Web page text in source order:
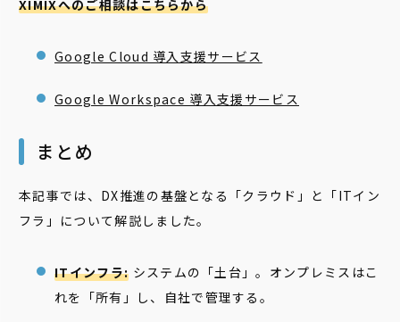
XIMIXへのご相談はこちらから
Google Cloud 導入支援サービス
Google Workspace 導入支援サービス
まとめ
本記事では、DX推進の基盤となる「クラウド」と「ITイン
フラ」について解説しました。
ITインフラ: システムの「土台」。オンプレミスはこ
れを「所有」し、自社で管理する。